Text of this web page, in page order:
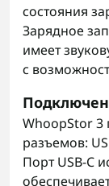
состояния
Зарядное
имеет
с
WhoopStor 3
разъемов:
Порт USB-C